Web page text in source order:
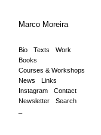
Marco Moreira
Bio Texts
Work
Books
Courses & Workshops
News
Links
Instagram
Contact
Newsletter
Search